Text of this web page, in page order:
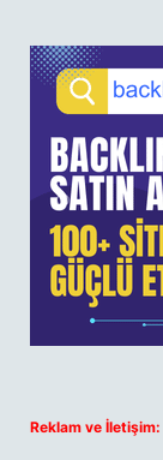
Reklam ve İletişim: